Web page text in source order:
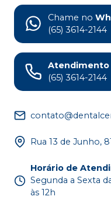
Chame no
(65) 3614-2144
Atendimento
(65) 3614-2144
Rua 13 de Junho,
Horário de
Segunda a Sexta
às 12h